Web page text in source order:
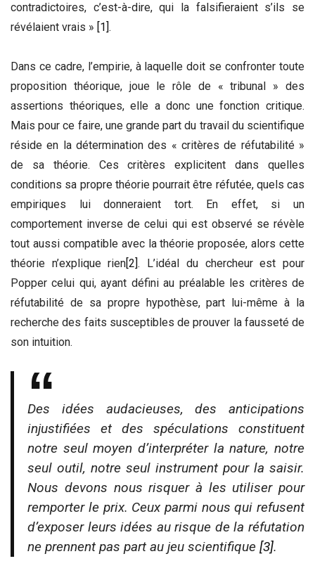
contradictoires, c’est-à-dire, qui la falsifieraient s’ils se
révélaient vrais » [1] .
Dans ce cadre, l’empirie, à laquelle doit se confronter toute
proposition théorique, joue le rôle de « tribunal » des
assertions théoriques, elle a donc une fonction critique.
Mais pour ce faire, une grande part du travail du scientifique
réside en la détermination des « critères de réfutabilité »
de sa théorie. Ces critères explicitent dans quelles
conditions sa propre théorie pourrait être réfutée, quels cas
empiriques lui donneraient tort. En effet, si un
comportement inverse de celui qui est observé se révèle
tout aussi compatible avec la théorie proposée, alors cette
théorie n’explique rien[2]. L’idéal du chercheur est pour
Popper celui qui, ayant défini au préalable les critères de
réfutabilité de sa propre hypothèse, part lui-même à la
recherche des faits susceptibles de prouver la fausseté de
son intuition.
Des idées audacieuses, des anticipations
injustifiées et des spéculations constituent
notre seul moyen d’interpréter la nature, notre
seul outil, notre seul instrument pour la saisir.
Nous devons nous risquer à les utiliser pour
remporter le prix. Ceux parmi nous qui refusent
d’exposer leurs idées au risque de la réfutation
ne prennent pas part au jeu scientifique[3].